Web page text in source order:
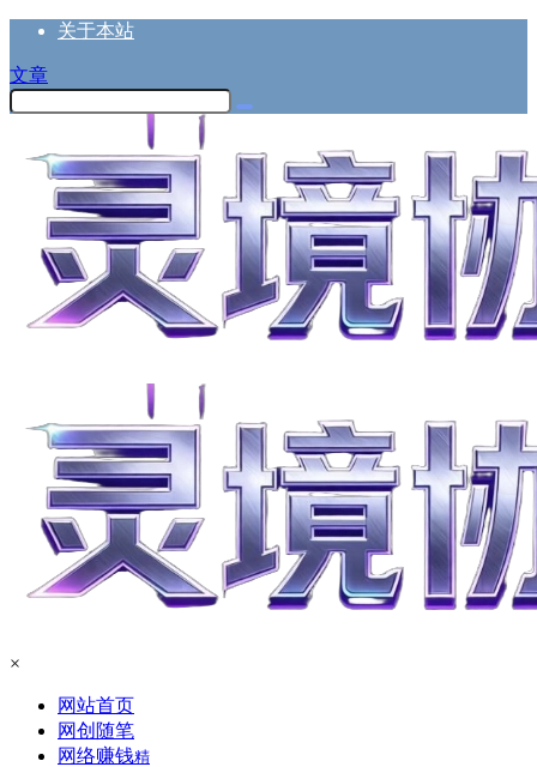
关于本站
文章
×
网站首页
网创随笔
网络赚钱精